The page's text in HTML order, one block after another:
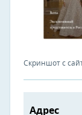
Скриншот с
Адрес